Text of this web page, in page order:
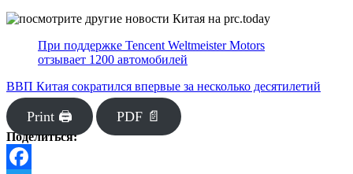
При поддержке Tencent Weltmeister Motors
отзывает 1200 автомобилей
ВВП Китая сократился впервые за несколько десятилетий
Print 🖨 PDF 📄
Поделиться: